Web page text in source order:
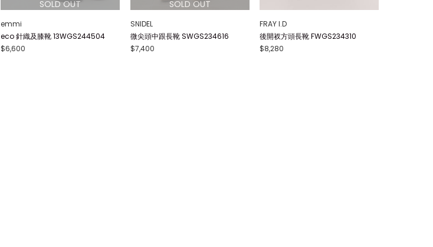
emmi
eco 針織及膝靴 13WGS244504
$6,600
SNIDEL
微尖頭中跟長靴 SWGS234616
$7,400
FRAY I.D
後開衩方頭長靴 FWGS234310
$8,280